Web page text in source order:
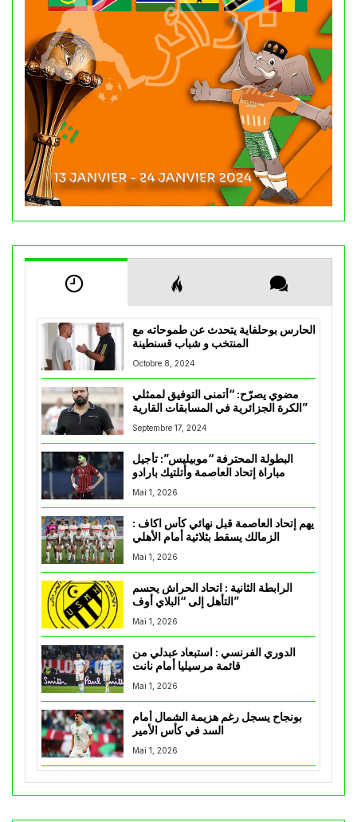
الحارس بوحلفاية يتحدث عن طموحاته مع
المنتخب و شباب قسنطينة
Octobre 8, 2024
مضوي يصرّح: “أتمنى التوفيق لممثلي
الكرة الجزائرية في المسابقات القارية”
Septembre 17, 2024
البطولة المحترفة “موبيليس”: تأجيل
مباراة إتحاد العاصمة وأتلتيك بارادو
Mai 1, 2026
يهم إتحاد العاصمة قبل نهائي كأس اكاف :
Mai 1, 2026
الرابطة الثانية : اتحاد الحراش يحسم
التأهل إلى “البلاي أوف”
Mai 1, 2026
الدوري الفرنسي : استبعاد عبدلي من
قائمة مرسيليا أمام نانت
Mai 1, 2026
بونجاح يسجل رغم هزيمة الشمال أمام
السد في كأس الأمير
Mai 1, 2026